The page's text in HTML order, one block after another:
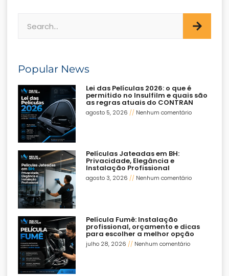
Popular News
Lei das Películas 2026: o que é
permitido no Insulfilm e quais são
as regras atuais do CONTRAN
agosto 5, 2026 Nenhum comentário
Películas Jateadas em BH:
Privacidade, Elegância e
Instalação Profissional
agosto 3, 2026 Nenhum comentário
Película Fumê: Instalação
profissional, orçamento e dicas
para escolher a melhor opção
julho 28, 2026 Nenhum comentário